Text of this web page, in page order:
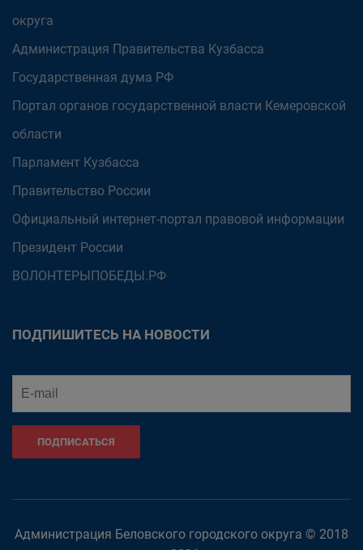
округа
Администрация Правительства Кузбасса
Государственная дума РФ
Портал органов государственной власти Кемеровской
области
Парламент Кузбасса
Правительство России
Официальный интернет-портал правовой информации
Президент России
ВОЛОНТЕРЫПОБЕДЫ.РФ
ПОДПИШИТЕСЬ НА НОВОСТИ
ПОДПИСАТЬСЯ
Администрация Беловского городского округа © 2018